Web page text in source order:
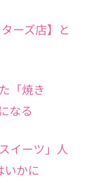
ーズ店】と
「焼き
なる
イーツ」人
いかに